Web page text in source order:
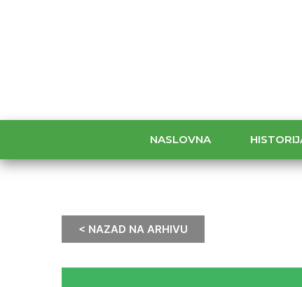
NASLOVNA
< NAZAD NA ARHIVU